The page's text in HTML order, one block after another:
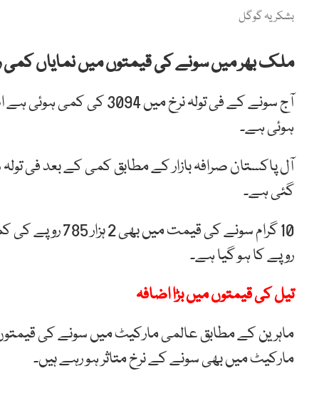
بشکریہ گوگل
ملک بھر میں سونے کی قیمتوں میں نمایاں
ہوئی ہے۔
گئی ہے۔
روپے کا ہو گیا ہے۔
تیل کی قیمتوں میں بڑا اضافہ
ماہرین کے مطابق عالمی مارکیٹ میں سونے کی قیمتوں
مارکیٹ میں بھی سونے کے نرخ متاثر ہو رہے ہیں۔